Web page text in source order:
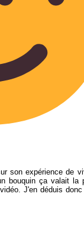
son expérience de
bouquin ça valait la
J'en déduis